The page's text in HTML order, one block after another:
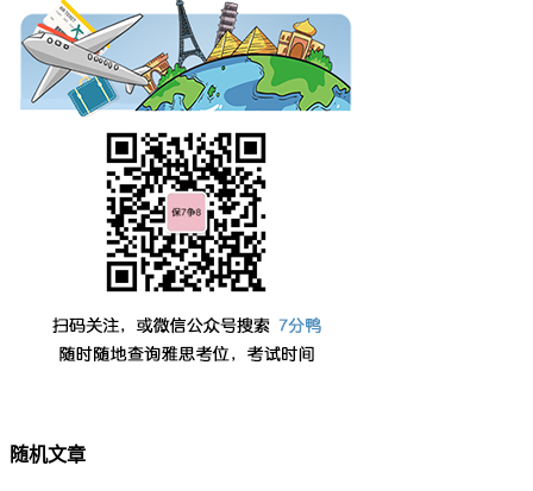
随机文章